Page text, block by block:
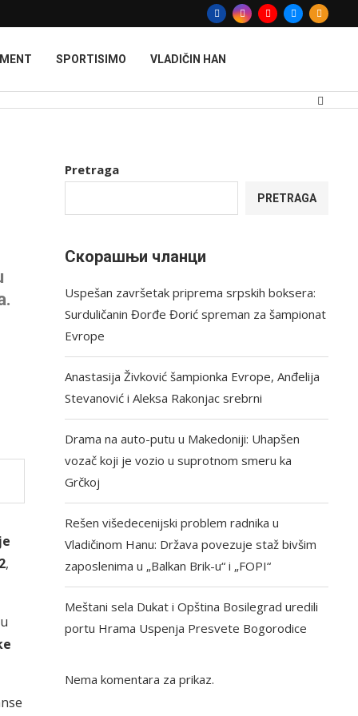
SPORTISIMO VLADIČIN HAN
,
Pretraga
PRETRAGA
Скорашњи чланци
Uspešan završetak priprema srpskih boksera:
Surduličanin Đorđe Đorić spreman za šampionat
Evrope
Anastasija Živković šampionka Evrope, Anđelija
Stevanović i Aleksa Rakonjac srebrni
Drama na auto-putu u Makedoniji: Uhapšen
vozač koji je vozio u suprotnom smeru ka
Grčkoj
Rešen višedecenijski problem radnika u
Vladičinom Hanu: Država povezuje staž bivšim
zaposlenima u „Balkan Brik-u“ i „FOPI“
Meštani sela Dukat i Opština Bosilegrad uredili
portu Hrama Uspenja Presvete Bogorodice
Nema komentara za prikaz.